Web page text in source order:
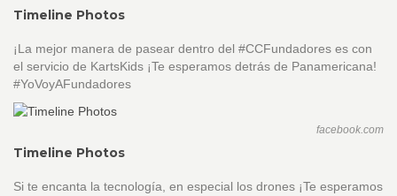
Timeline Photos
¡La mejor manera de pasear dentro del #CCFundadores es con
el servicio de KartsKids ¡Te esperamos detrás de Panamericana!
#YoVoyAFundadores
facebook.com
Timeline Photos
Si te encanta la tecnología, en especial los drones ¡Te esperamos